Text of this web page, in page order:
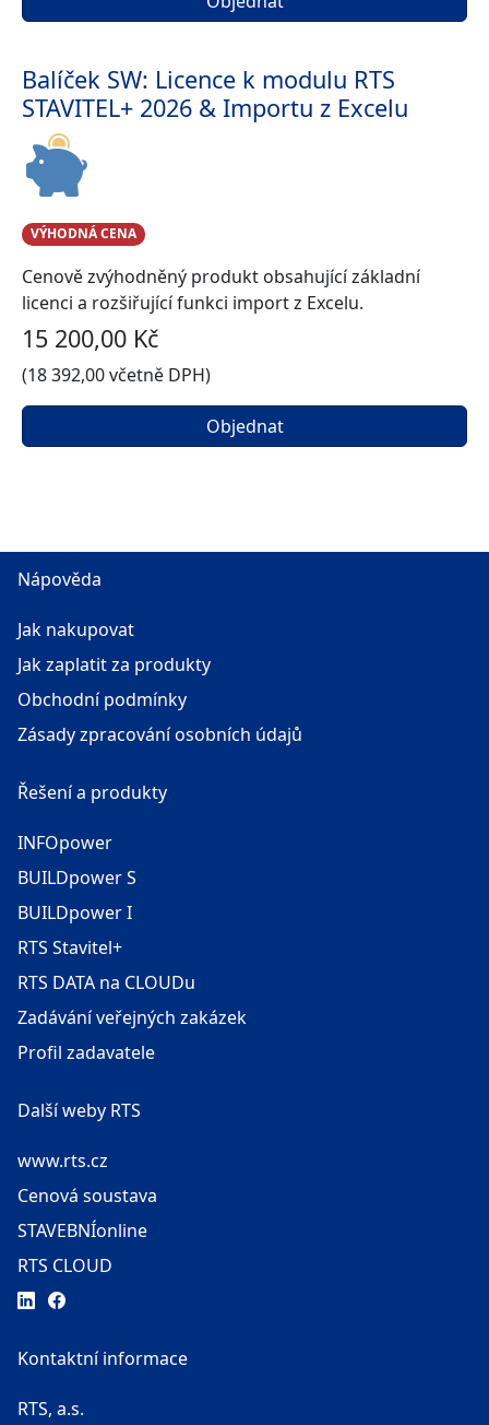
Balíček SW: Licence k modulu RTS
STAVITEL+ 2026 & Importu z Excelu
VÝHODNÁ CENA
Cenově zvýhodněný produkt obsahující základní
licenci a rozšiřující funkci import z Excelu.
15 200,00 Kč
(18 392,00 včetně DPH)
Objednat
Nápověda
Jak nakupovat
Jak zaplatit za produkty
Obchodní podmínky
Zásady zpracování osobních údajů
Řešení a produkty
INFOpower
BUILDpower S
BUILDpower I
RTS Stavitel+
RTS DATA na CLOUDu
Zadávání veřejných zakázek
Profil zadavatele
Další weby RTS
www.rts.cz
Cenová soustava
STAVEBNÍonline
RTS CLOUD
Kontaktní informace
RTS, a.s.